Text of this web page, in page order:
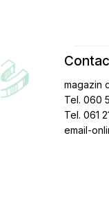
magazin
Tel. 060
Tel. 061
email-